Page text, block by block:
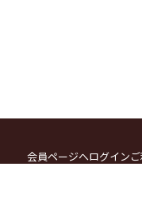
会員ページへログイン
お支払方法についてカ